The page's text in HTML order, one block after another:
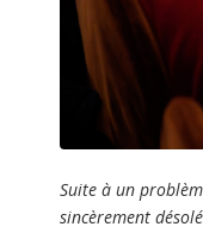
Suite à un
sincèrement